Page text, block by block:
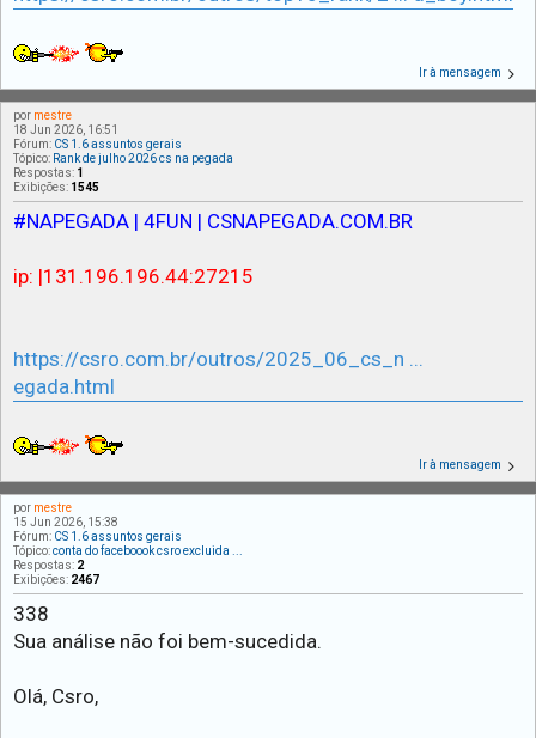
Ir à mensagem
por mestre
18 Jun 2026, 16:51
Fórum: CS 1.6 assuntos gerais
Tópico: Rank de julho 2026 cs na pegada
Respostas: 1
Exibições: 1545
#NAPEGADA | 4FUN | CSNAPEGADA.COM.BR
ip: |131.196.196.44:27215
https://csro.com.br/outros/2025_06_cs_n ...
egada.html
Ir à mensagem
por mestre
15 Jun 2026, 15:38
Fórum: CS 1.6 assuntos gerais
Tópico:conta do faceboook csro excluida ...
Respostas: 2
Exibições: 2467
338
Sua análise não foi bem-sucedida.
Olá, Csro,